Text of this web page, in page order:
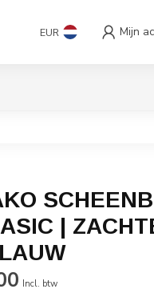
EUR Mijn
|
Incl. btw